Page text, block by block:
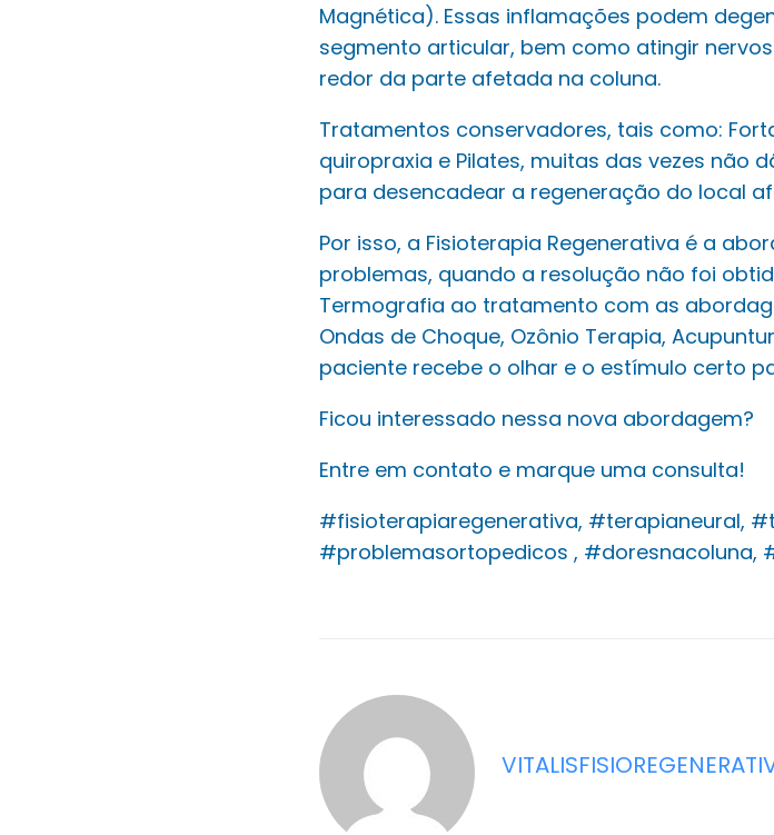
Magnética). Essas inflamações podem
segmento articular, bem como atingir
redor da parte afetada na coluna.
Tratamentos conservadores, tais como:
quiropraxia e Pilates, muitas das vezes não
para desencadear a regeneração do local
Por isso, a Fisioterapia Regenerativa é a
problemas, quando a resolução não foi
Termografia ao tratamento com as
Ondas de Choque, Ozônio Terapia,
paciente recebe o olhar e o estímulo certo
Ficou interessado nessa nova abordagem?
Entre em contato e marque uma consulta!
#fisioterapiaregenerativa, #terapianeural,
#problemasortopedicos , #doresnacoluna,